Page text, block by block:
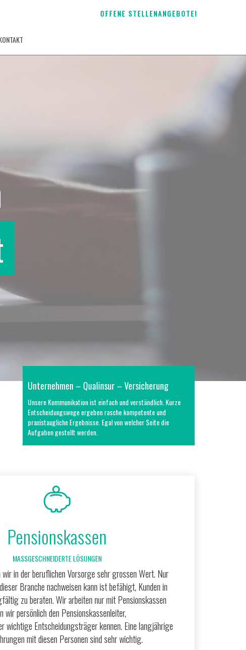
OFFENE STELLENANGEBOTE!
Unternehmen – Qualinsur – Versicherung
Unsere Kommunikation ist einfach und verständlich. Kurze
Entscheidungswege ergeben rasche kompetente und
praxistaugliche Ergebnisse. Egal von welcher Seite die
Aufgaben gestellt werden.
Pensionskassen
MASSGESCHNEIDERTE LÖSUNGEN
in der beruflichen Vorsorge sehr grossen Wert. Nur
Branche nachweisen kann ist befähigt, Kunden in
zu beraten. Wir arbeiten nur mit Pensionskassen
wir persönlich den Pensionskassenleiter,
wichtige Entscheidungsträger kennen. Eine langjährige
mit diesen Personen sind sehr wichtig.